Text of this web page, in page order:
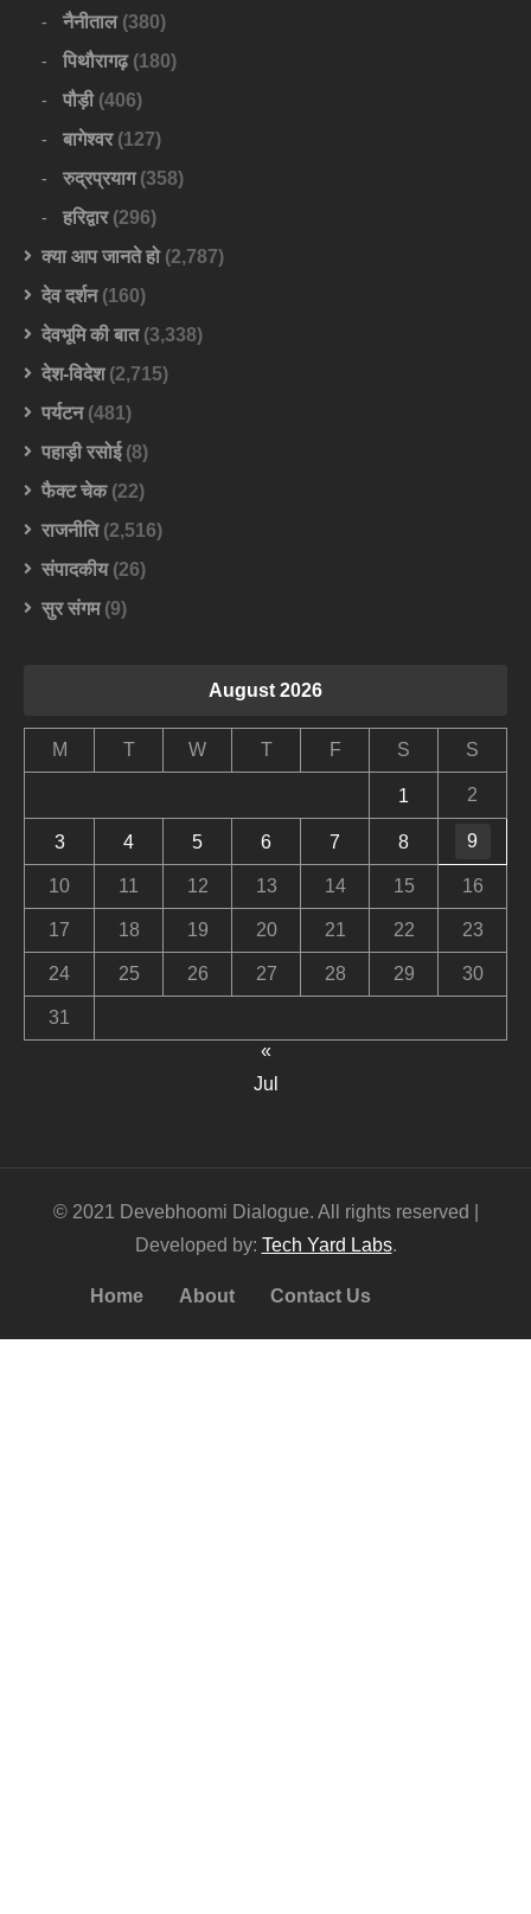
नैनीताल(380)
पिथौरागढ़(180)
पौड़ी(406)
बागेश्वर(127)
रुद्रप्रयाग(358)
हरिद्वार(296)
क्या आप जानते हो(2,787)
देव दर्शन(160)
देवभूमि की बात(3,338)
देश-विदेश(2,715)
पर्यटन(481)
पहाड़ी रसोई(8)
फैक्ट चेक(22)
राजनीति(2,516)
संपादकीय(26)
सुर संगम(9)
August 2026
M T W T F S S
1 2
3 4 5 6 7 8 9
10 11 12 13 14 15 16
17 18 19 20 21 22 23
24 25 26 27 28 29 30
31
«
Jul
© 2021 Devebhoomi Dialogue. All rights reserved |
Developed by: Tech Yard Labs.
Home About Contact Us